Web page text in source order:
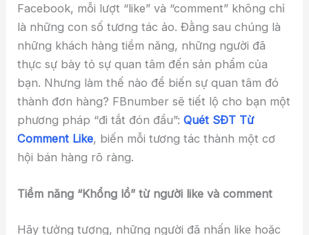
Facebook, mỗi lượt “like” và “comment” không chỉ
là những con số tương tác ảo. Đằng sau chúng là
những khách hàng tiềm năng, những người đã
thực sự bày tỏ sự quan tâm đến sản phẩm của
bạn. Nhưng làm thế nào để biến sự quan tâm đó
thành đơn hàng? FBnumber sẽ tiết lộ cho bạn một
phương pháp “đi tắt đón đầu”:Quét SĐT Từ
Comment Like, biến mỗi tương tác thành một cơ
hội bán hàng rõ ràng.
Tiềm năng “Khổng lồ” từ người like và comment
Hãy tưởng tượng, những người đã nhấn like hoặc